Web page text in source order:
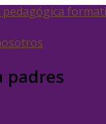
pedagógica
padres